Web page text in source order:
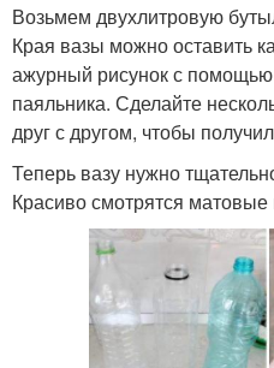
Возьмем двухлитровую
Края вазы можно оставить
ажурный рисунок с помощью
паяльника. Сделайте
друг с другом, чтобы
Теперь вазу нужно
Красиво смотрятся матовые